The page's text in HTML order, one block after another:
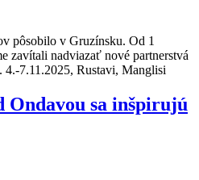
pôsobilo v Gruzínsku. Od 1
zavítali nadviazať nové partnerstvá
4.-7.11.2025, Rustavi, Manglisi
Ondavou sa inšpirujú